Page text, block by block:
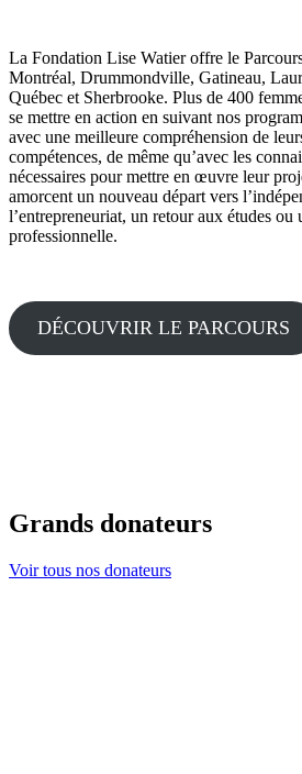
La Fondation Lise Watier offre le
Montréal, Drummondville, Gatineau,
Québec et Sherbrooke. Plus de 400
se mettre en action en suivant nos
avec une meilleure compréhension de
compétences, de même qu’avec les
nécessaires pour mettre en œuvre leur
amorcent un nouveau départ vers
l’entrepreneuriat, un retour aux études ou
professionnelle.
DÉCOUVRIR LE PARCOURS
Grands donateurs
Voir tous nos donateurs